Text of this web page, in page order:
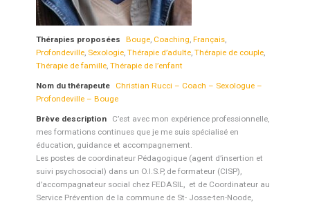
Nom du thérapeute Christian Rucci – Coach – Sexologue –
Profondeville – Bouge
Thérapies proposées Bouge, Coaching, Français,
Profondeville, Sexologie, Thérapie d’adulte, Thérapie de couple,
Thérapie de famille, Thérapie de l’enfant
Brève description
C’est avec mon expérience professionnelle,
mes formations continues que je me suis spécialisé en
éducation, guidance et accompagnement.
Les postes de coordinateur Pédagogique (agent d’insertion et
suivi psychosocial) dans un O.I.S.P, de formateur (CISP),
d’accompagnateur social chez FEDASIL, et de Coordinateur au
Service Prévention de la commune de St- Josse-ten-Noode,